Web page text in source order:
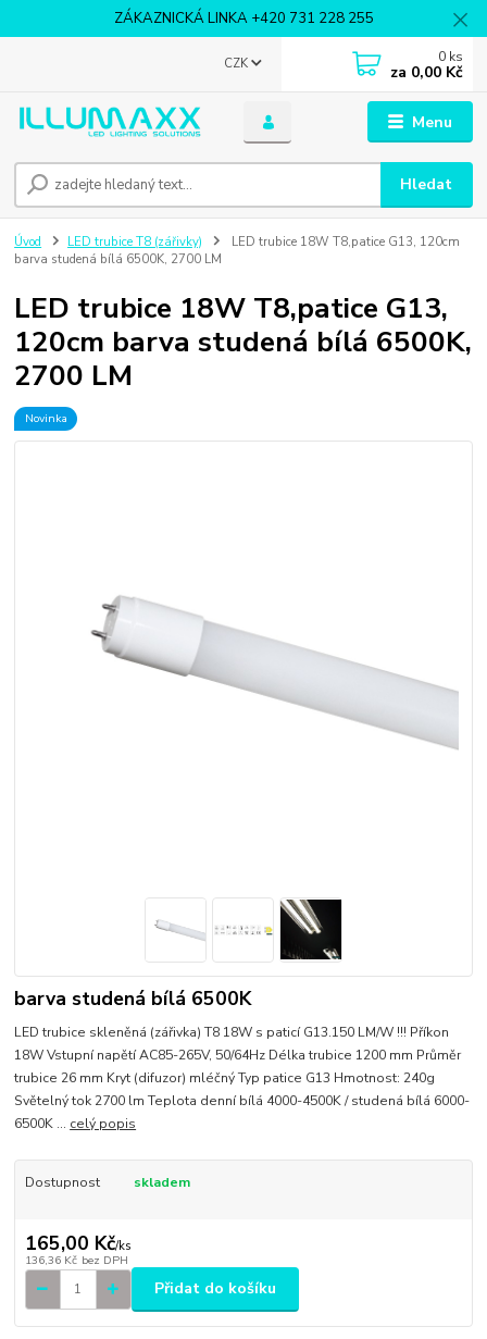
ZÁKAZNICKÁ LINKA +420 731 228 255
Menu
CZK
Hledat
0 ks
za 0,00 Kč
Úvod LED trubice T8 (zářivky)
LED trubice 18W T8,patice G13, 120cm
barva studená bílá 6500K, 2700 LM
LED trubice 18W T8,patice G13,
120cm barva studená bílá 6500K,
2700 LM
Novinka
barva studená bílá 6500K
LED trubice skleněná (zářivka) T8 18W s paticí G13.150 LM/W !!! Příkon
18W Vstupní napětí AC85-265V, 50/64Hz Délka trubice 1200 mm Průměr
trubice 26 mm Kryt (difuzor) mléčný Typ patice G13 Hmotnost: 240g
Světelný tok 2700 lm Teplota denní bílá 4000-4500K / studená bílá 6000-
6500K ... celý popis
Dostupnost skladem
165,00 Kč/ks
136,36 Kč bez DPH
Přidat do košíku